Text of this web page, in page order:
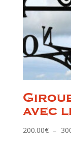
avec
200.00€ –